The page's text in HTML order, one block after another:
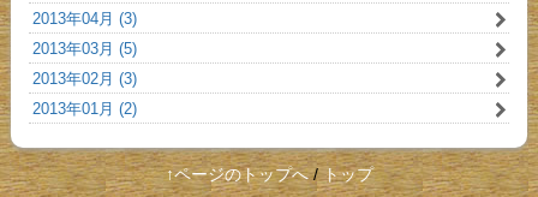
2013年04月 (3)
2013年03月 (5)
2013年02月 (3)
2013年01月 (2)
↑ページのトップへ/トップ